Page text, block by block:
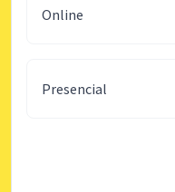
Online
Presencial